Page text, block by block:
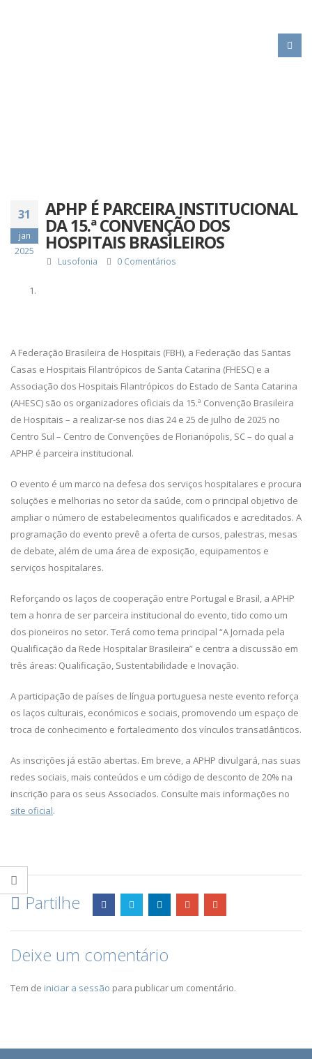
31
jan
2025
APHP É PARCEIRA INSTITUCIONAL
DA 15.ª CONVENÇÃO DOS
HOSPITAIS BRASILEIROS
Lusofonia 0 Comentários
A Federação Brasileira de Hospitais (FBH), a Federação das Santas
Casas e Hospitais Filantrópicos de Santa Catarina (FHESC) e a
Associação dos Hospitais Filantrópicos do Estado de Santa Catarina
(AHESC) são os organizadores oficiais da 15.ª Convenção Brasileira
de Hospitais – a realizar-se nos dias 24 e 25 de julho de 2025 no
Centro Sul – Centro de Convenções de Florianópolis, SC – do qual a
APHP é parceira institucional.
O evento é um marco na defesa dos serviços hospitalares e procura
soluções e melhorias no setor da saúde, com o principal objetivo de
ampliar o número de estabelecimentos qualificados e acreditados. A
programação do evento prevê a oferta de cursos, palestras, mesas
de debate, além de uma área de exposição, equipamentos e
serviços hospitalares.
Reforçando os laços de cooperação entre Portugal e Brasil, a APHP
tem a honra de ser parceira institucional do evento, tido como um
dos pioneiros no setor. Terá como tema principal “A Jornada pela
Qualificação da Rede Hospitalar Brasileira” e centra a discussão em
três áreas: Qualificação, Sustentabilidade e Inovação.
A participação de países de língua portuguesa neste evento reforça
os laços culturais, económicos e sociais, promovendo um espaço de
troca de conhecimento e fortalecimento dos vínculos transatlânticos.
As inscrições já estão abertas. Em breve, a APHP divulgará, nas suas
redes sociais, mais conteúdos e um código de desconto de 20% na
inscrição para os seus Associados. Consulte mais informações no
site oficial.
Partilhe
Deixe um comentário
Tem de iniciar a sessão para publicar um comentário.